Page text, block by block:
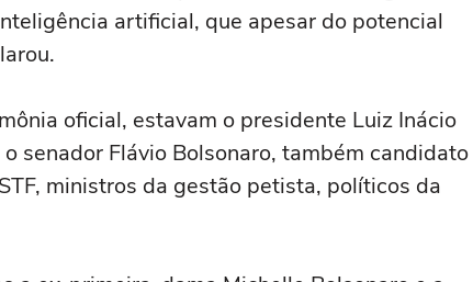
artificial, que apesar do potencial
oficial, estavam o presidente Luiz Inácio
senador Flávio Bolsonaro, também candidato
ministros da gestão petista, políticos da